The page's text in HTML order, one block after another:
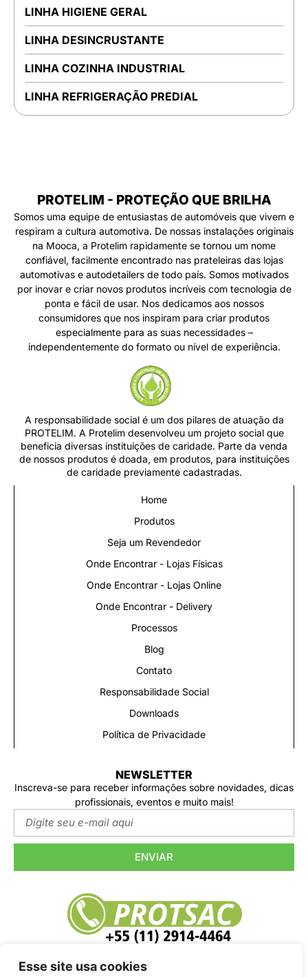
Esse site usa cookies
LINHA HIGIENE GERAL
LINHA DESINCRUSTANTE
LINHA COZINHA INDUSTRIAL
LINHA REFRIGERAÇÃO PREDIAL
PROTELIM - PROTEÇÃO QUE BRILHA
Somos uma equipe de entusiastas de automóveis que vivem e
respiram a cultura automotiva. De nossas instalações originais
na Mooca, a Protelim rapidamente se tornou um nome
confiável, facilmente encontrado nas prateleiras das lojas
automotivas e autodetailers de todo país. Somos motivados
por inovar e criar novos produtos incríveis com tecnologia de
ponta e fácil de usar. Nos dedicamos aos nossos
consumidores que nos inspiram para criar produtos
especialmente para as suas necessidades –
independentemente do formato ou nível de experiência.
A responsabilidade social é um dos pilares de atuação da
PROTELIM. A Protelim desenvolveu um projeto social que
beneficia diversas instituições de caridade. Parte da venda
de nossos produtos é doada, em produtos, para instituições
de caridade previamente cadastradas.
Home
Produtos
Seja um Revendedor
Onde Encontrar - Lojas Físicas
Onde Encontrar - Lojas Online
Onde Encontrar - Delivery
Processos
Blog
Contato
Responsabilidade Social
Downloads
Política de Privacidade
NEWSLETTER
Inscreva-se para receber informações sobre novidades, dicas
profissionais, eventos e muito mais!
ENVIAR